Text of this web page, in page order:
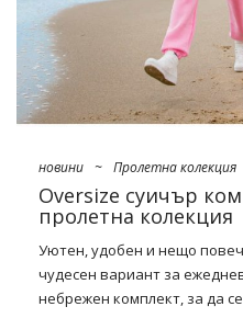
новини ~ Пролетна колекция
Oversize суичър
пролетна колекция
Уютен, удобен и нещо
чудесен вариант за
небрежен комплект, за да